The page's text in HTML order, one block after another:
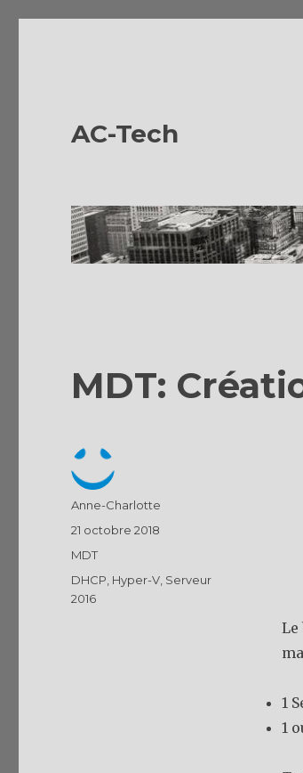
AC-Tech
MDT:
Le
1
1
Auteur
Anne-Charlotte
Publié
21 octobre 2018
Catégories
MDT
Étiquettes
DHCP Hyper-V Serveur
2016